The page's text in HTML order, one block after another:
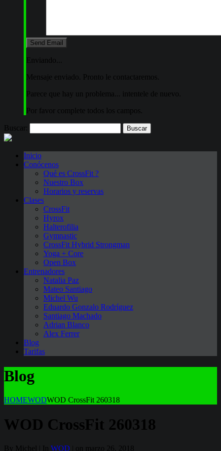
Enviando...
Mensaje enviado. Pronto le contactaremos.
Parece que hay un problema... intentele de nuevo.
Por favor complete todos los campos.
Buscar:
Inicio
Conócenos
Qué es CrossFit ?
Nuestro Box
Horarios y reservas
Clases
CrossFit
Hyrox
Halterofilia
Gymnastic
CrossFit Hybrid Strongman
Yoga + Core
Open Box
Entrenadores
Natalia Paz
Mateo Santiago
Michel Wu
Eduardo Gonzalo Rodríguez
Santiago Machado
Adrian Blanco
Alex Ferrer
Blog
Tarifas
Blog
HOMEWODWOD CrossFit 260318
WOD CrossFit 260318
By Michel | In WOD | on marzo 26, 2018